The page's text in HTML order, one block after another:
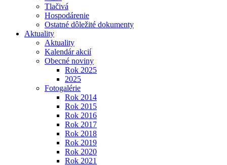
Tlačivá
Hospodárenie
Ostatné dôležité dokumenty
Aktuality
Aktuality
Kalendár akcií
Obecné noviny
Rok 2025
2025
Fotogalérie
Rok 2014
Rok 2015
Rok 2016
Rok 2017
Rok 2018
Rok 2019
Rok 2020
Rok 2021